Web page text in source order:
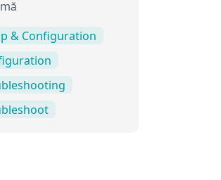
& Configuration